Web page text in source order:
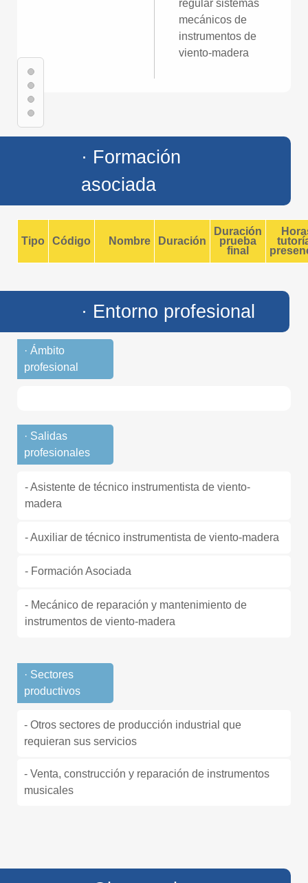
regular sistemas
mecánicos de
instrumentos de
viento-madera
· Formación
asociada
Tipo Código Nombre Duración
Duración
prueba
final
· Entorno profesional
· Ámbito
profesional
· Salidas
profesionales
- Asistente de técnico instrumentista de viento-
madera
- Auxiliar de técnico instrumentista de viento-madera
- Formación Asociada
- Mecánico de reparación y mantenimiento de
instrumentos de viento-madera
· Sectores
productivos
- Otros sectores de producción industrial que
requieran sus servicios
- Venta, construcción y reparación de instrumentos
musicales